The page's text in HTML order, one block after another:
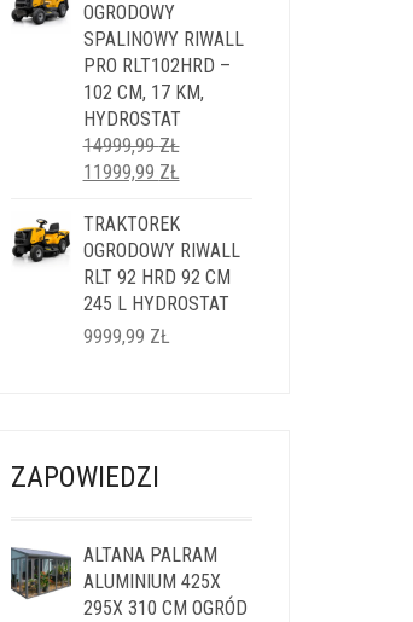
OGRODOWY
SPALINOWY RIWALL
PRO RLT102HRD –
102 CM, 17 KM,
HYDROSTAT
14999,99ZŁ
PIERWOTNA
WYNOSIŁA:
14999,99 ZŁ.
11999,99 ZŁAKTUALNA
WYNOSI:
11999,99 ZŁ.
TRAKTOREK
OGRODOWY RIWALL
RLT 92 HRD 92 CM
245 L HYDROSTAT
9999,99 ZŁ
ZAPOWIEDZI
ALTANA PALRAM
ALUMINIUM 425X
295X 310 CM OGRÓD